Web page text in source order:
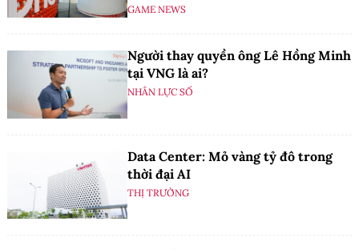
GAME NEWS
Người thay quyền ông Lê Hồng Minh
tại VNG là ai?
NHÂN LỰC SỐ
Data Center: Mỏ vàng tỷ đô trong
thời đại AI
THỊ TRƯỜNG